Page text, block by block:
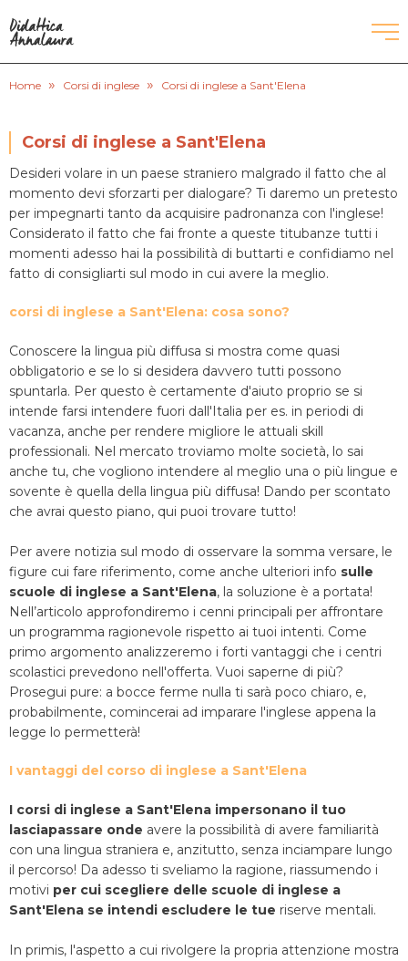
CORSI DI INGLESE
RECUPERO ANNI SCOLASTICI
SCUOLE PRIVATE
SCUOLE SERALI
Home » Corsi di inglese » Corsi di inglese a Sant'Elena
Corsi di inglese a Sant'Elena
Desideri volare in un paese straniero malgrado il fatto che al
momento devi sforzarti per dialogare? Ti daremo un pretesto
per impegnarti tanto da acquisire padronanza con l'inglese!
Considerato il fatto che fai fronte a queste titubanze tutti i
momenti adesso hai la possibilità di buttarti e confidiamo nel
fatto di consigliarti sul modo in cui avere la meglio.
corsi di inglese a Sant'Elena: cosa sono?
Conoscere la lingua più diffusa si mostra come quasi
obbligatorio e se lo si desidera davvero tutti possono
spuntarla. Per questo è certamente d'aiuto proprio se si
intende farsi intendere fuori dall'Italia per es. in periodi di
vacanza, anche per rendere migliore le attuali skill
professionali. Nel mercato troviamo molte società, lo sai
anche tu, che vogliono intendere al meglio una o più lingue e
sovente è quella della lingua più diffusa! Dando per scontato
che avrai questo piano, qui puoi trovare tutto!
Per avere notizia sul modo di osservare la somma versare, le
figure cui fare riferimento, come anche ulteriori info sulle
scuole di inglese a Sant'Elena, la soluzione è a portata!
Nell’articolo approfondiremo i cenni principali per affrontare
un programma ragionevole rispetto ai tuoi intenti. Come
primo argomento analizzeremo i forti vantaggi che i centri
scolastici prevedono nell'offerta. Vuoi saperne di più?
Prosegui pure: a bocce ferme nulla ti sarà poco chiaro, e,
probabilmente, comincerai ad imparare l'inglese appena la
legge lo permetterà!
I vantaggi del corso di inglese a Sant'Elena
I corsi di inglese a Sant'Elena impersonano il tuo
lasciapassare onde avere la possibilità di avere familiarità
con una lingua straniera e, anzitutto, senza inciampare lungo
il percorso! Da adesso ti sveliamo la ragione, riassumendo i
motivi per cui scegliere delle scuole di inglese a
Sant'Elena se intendi escludere le tue riserve mentali.
In primis, l'aspetto a cui rivolgere la propria attenzione mostra